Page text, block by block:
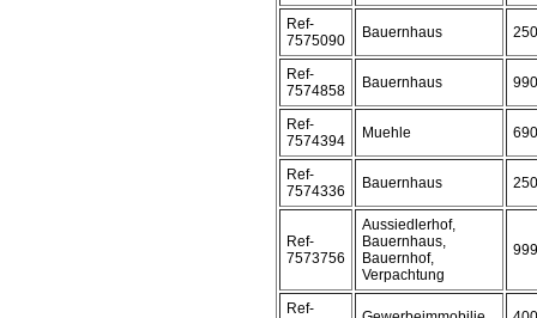
Ref-
7575090
Bauernhaus
Ref-
7574858
Bauernhaus
Ref-
7574394
Muehle
Ref-
7574336
Bauernhaus
Ref-
7573756
Aussiedlerhof,
Bauernhaus,
Bauernhof,
Verpachtung
Ref-